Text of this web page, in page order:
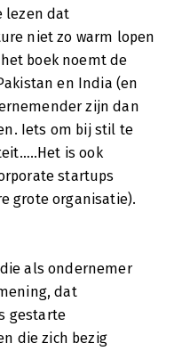
lezen dat
niet zo warm lopen
boek noemt de
en India (en
zijn dan
Iets om bij stil te
is ook
startups
grote organisatie).
als ondernemer
dat
gestarte
die zich bezig